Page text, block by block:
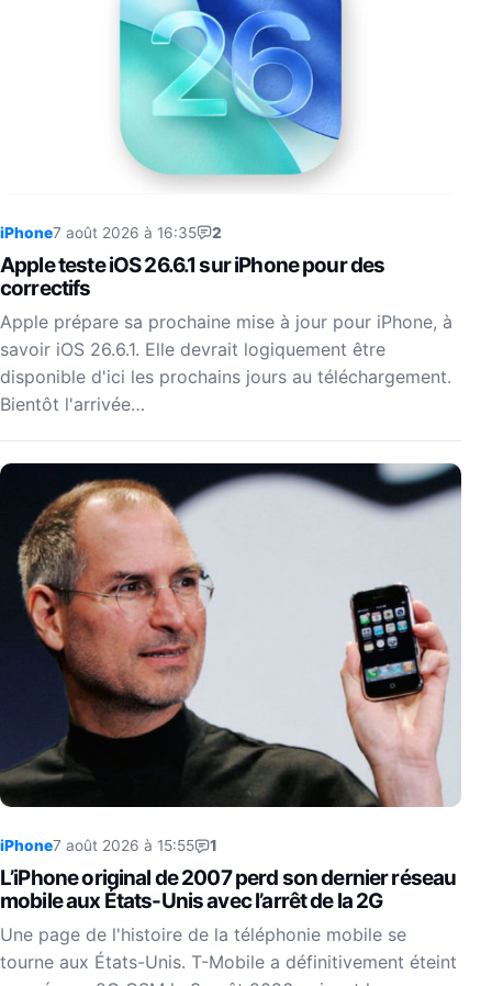
iPhone7 août 2026 à 16:35 2
Apple teste iOS 26.6.1 sur iPhone pour des
correctifs
Apple prépare sa prochaine mise à jour pour iPhone, à
savoir iOS 26.6.1. Elle devrait logiquement être
disponible d'ici les prochains jours au téléchargement.
Bientôt l'arrivée…
iPhone7 août 2026 à 15:55 1
L’iPhone original de 2007 perd son dernier réseau
mobile aux États-Unis avec l’arrêt de la 2G
Une page de l'histoire de la téléphonie mobile se
tourne aux États-Unis. T-Mobile a définitivement éteint